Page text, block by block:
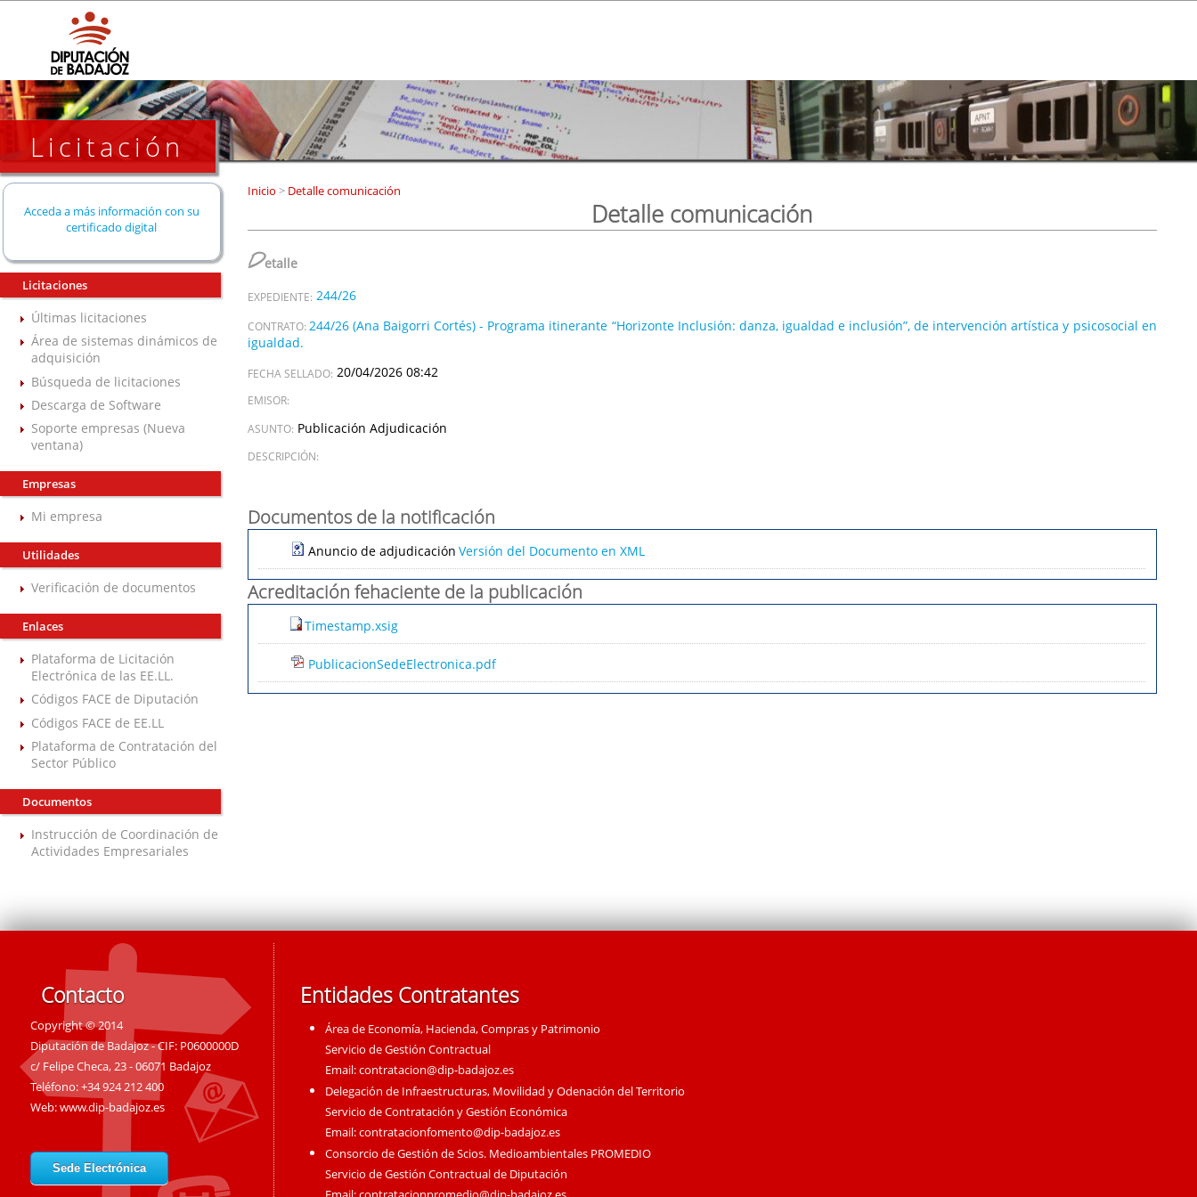
Licitación
Acceda a más información con su
certificado digital
Licitaciones
Últimas licitaciones
Área de sistemas dinámicos de
adquisición
Búsqueda de licitaciones
Descarga de Software
Soporte empresas (Nueva
ventana)
Empresas
Mi empresa
Utilidades
Verificación de documentos
Enlaces
Plataforma de Licitación
Electrónica de las EE.LL.
Códigos FACE de Diputación
Códigos FACE de EE.LL
Plataforma de Contratación del
Sector Público
Documentos
Instrucción de Coordinación de
Actividades Empresariales
Inicio >Detalle comunicación
Detalle comunicación
Detalle
EXPEDIENTE: 244/26
CONTRATO: 244/26 (Ana Baigorri Cortés) - Programa itinerante “Horizonte Inclusión: danza, igualdad e inclusión”, de intervención artística y psicosocial en
igualdad.
FECHA SELLADO: 20/04/2026 08:42
EMISOR:
ASUNTO: Publicación Adjudicación
DESCRIPCIÓN:
Documentos de la notificación
Anuncio de adjudicación Versión del Documento en XML
Acreditación fehaciente de la publicación
Timestamp.xsig
PublicacionSedeElectronica.pdf
Contacto
Copyright © 2014
Diputación de Badajoz - CIF: P0600000D
c/ Felipe Checa, 23 - 06071 Badajoz
Teléfono: +34 924 212 400
Web:www.dip-badajoz.es
Sede Electrónica
Entidades Contratantes
Área de Economía, Hacienda, Compras y Patrimonio
Servicio de Gestión Contractual
Email:contratacion@dip-badajoz.es
Delegación de Infraestructuras, Movilidad y Odenación del Territorio
Servicio de Contratación y Gestión Económica
Email:contratacionfomento@dip-badajoz.es
Consorcio de Gestión de Scios. Medioambientales PROMEDIO
Servicio de Gestión Contractual de Diputación